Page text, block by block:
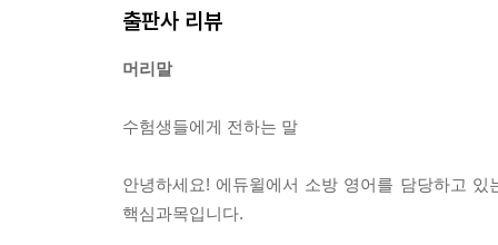
출판사 리뷰
머리말
수험생들에게 전하는 말
안녕하세요! 에듀윌에서 소방 영어를 담당하고
핵심과목입니다.